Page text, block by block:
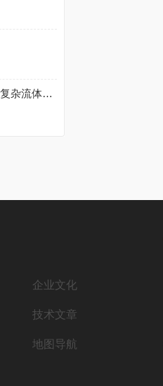
多通道旋切阀：一招搞定复杂流体切换难题
企业文化
技术文章
地图导航